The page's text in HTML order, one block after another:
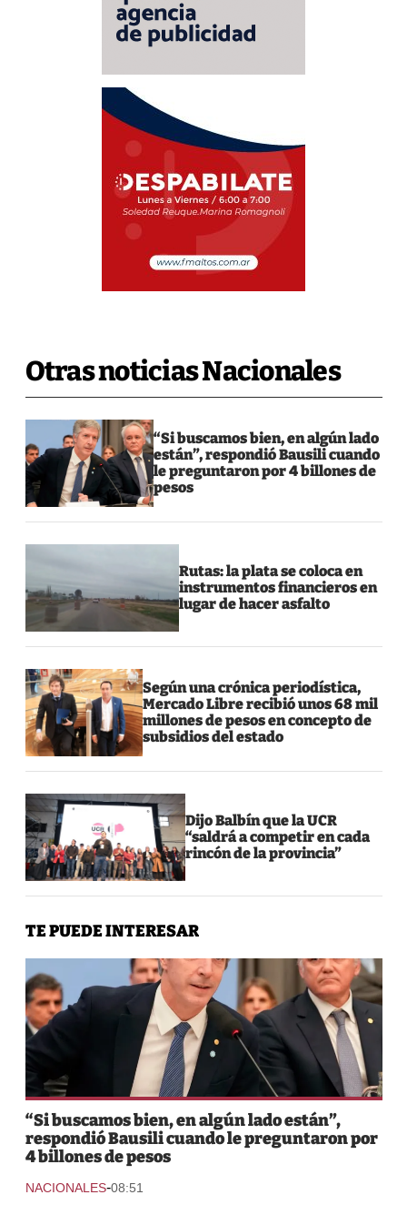
Otras noticias Nacionales
“Si buscamos bien, en algún lado
están”, respondió Bausili cuando
le preguntaron por 4 billones de
pesos
Rutas: la plata se coloca en
instrumentos financieros en
lugar de hacer asfalto
Según una crónica periodística,
Mercado Libre recibió unos 68 mil
millones de pesos en concepto de
subsidios del estado
Dijo Balbín que la UCR
“saldrá a competir en cada
rincón de la provincia”
TE PUEDE INTERESAR
“Si buscamos bien, en algún lado están”,
respondió Bausili cuando le preguntaron por
4 billones de pesos
NACIONALES-08:51